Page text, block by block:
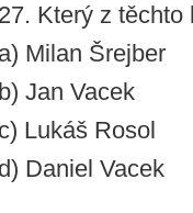
27. Který z
a) Milan Šrejber
b) Jan Vacek
c) Lukáš Rosol
d) Daniel Vacek